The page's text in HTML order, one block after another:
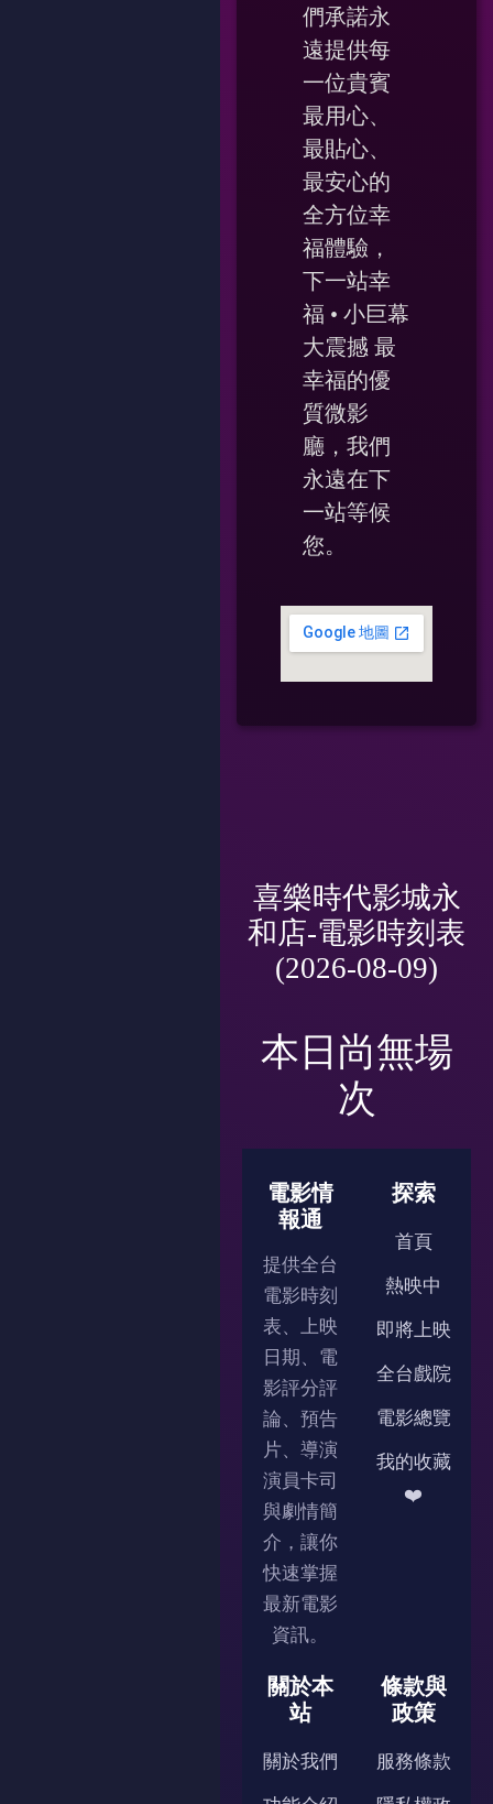
們承諾永
遠提供每
一位貴賓
最用心、
最貼心、
最安心的
全方位幸
福體驗，
下一站幸
福 • 小巨幕
大震撼 最
幸福的優
質微影
廳，我們
永遠在下
一站等候
您。
喜樂時代影城永
和店-電影時刻表
(2026-08-09)
本日尚無場
次
電影情
報通
提供全台
電影時刻
表、上映
日期、電
影評分評
論、預告
片、導演
演員卡司
與劇情簡
介，讓你
快速掌握
最新電影
資訊。
探索
首頁
熱映中
即將上映
全台戲院
電影總覽
我的收藏
❤️
關於本
站
關於我們
條款與
政策
服務條款